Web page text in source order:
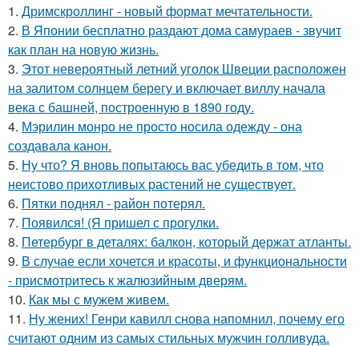
1. Дримскроллинг - новый формат мечтательности.
2. В Японии бесплатно раздают дома самураев - звучит
как план на новую жизнь.
3. Этот невероятный летний уголок Швеции расположен
на залитом солнцем берегу и включает виллу начала
века с башней, построенную в 1890 году.
4. Мэрилин монро не просто носила одежду - она
создавала канон.
5. Ну что? Я вновь попытаюсь вас убедить в том, что
неистово прихотливых растений не существует.
6. Пятки поднял - район потерял.
7. Появился! (Я пришел с прогулки.
8. Петербург в деталях: балкон, который держат атланты.
9. В случае если хочется и красоты, и функциональности
- присмотритесь к жалюзийным дверям.
10. Как мы с мужем живем.
11. Ну жених! Генри кавилл снова напомнил, почему его
считают одним из самых стильных мужчин голливуда.